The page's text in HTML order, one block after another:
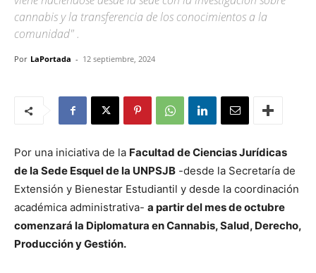
cannabis y la transferencia de los conocimientos a la
comunidad" .
Por LaPortada - 12 septiembre, 2024
Por una iniciativa de la Facultad de Ciencias Jurídicas
de la Sede Esquel de la UNPSJB -desde la Secretaría de
Extensión y Bienestar Estudiantil y desde la coordinación
académica administrativa- a partir del mes de octubre
comenzará la Diplomatura en Cannabis, Salud, Derecho,
Producción y Gestión.